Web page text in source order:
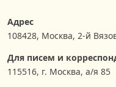
Адрес
108428, Москва, 2-й
Для писем и
115516, г. Москва, а/я 85